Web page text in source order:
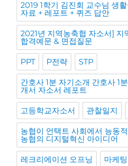
2019 1학기 김진회 교수님 생
자료 + 레포트 + 퀴즈 답안
2021년 지역농축협 자소서] 지
합격예문 & 면접질문
PPT P전략 STP
간호사 1분 자기소개 간호사 1
개서 자소서 레포트
고등학교자소서 관찰일지
농협이 언택트 사회에서 능동
농협의 디지털혁신 아이디어
레크리에이션 오프닝 마케팅